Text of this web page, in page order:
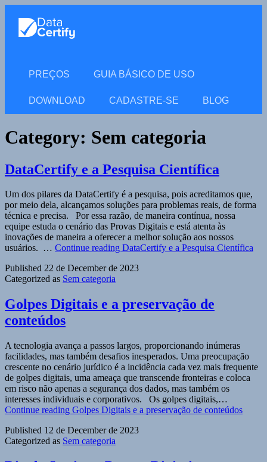
PREÇOS GUIA BÁSICO DE USO
DOWNLOAD CADASTRE-SE BLOG
Category: Sem categoria
DataCertify e a Pesquisa Científica
Um dos pilares da DataCertify é a pesquisa, pois acreditamos que,
por meio dela, alcançamos soluções para problemas reais, de forma
técnica e precisa. Por essa razão, de maneira contínua, nossa
equipe estuda o cenário das Provas Digitais e está atenta às
inovações de maneira a oferecer a melhor solução aos nossos
usuários. … Continue reading DataCertify e a Pesquisa Científica
Published 22 de December de 2023
Categorized as Sem categoria
Golpes Digitais e a preservação de
conteúdos
A tecnologia avança a passos largos, proporcionando inúmeras
facilidades, mas também desafios inesperados. Uma preocupação
crescente no cenário jurídico é a incidência cada vez mais frequente
de golpes digitais, uma ameaça que transcende fronteiras e coloca
em risco não apenas a segurança dos dados, mas também os
interesses individuais e corporativos. Os golpes digitais,…
Continue reading Golpes Digitais e a preservação de conteúdos
Published 12 de December de 2023
Categorized as Sem categoria